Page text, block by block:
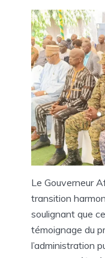
Le Gouverneur
transition
soulignant que
témoignage du
l’administration